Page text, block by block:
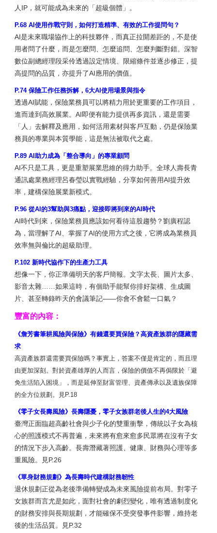
人IP，就可能成為未來的「超級個體」。
P.68 AI使用作戰守則，如何打造精準、有效的工作提問句？
AI是未來職場協作上的科技夥伴，而真正拉開差距的，不是使
用者問了什麼，而是怎麼問、怎麼追問、怎麼判斷對錯。深智
數位副總經理段采伶透過設定情境、限縮條件並逐步修正，提
高提問的品質，亦提升了AI應用的價值。
P.74 保險工作任務拆解，6大AI使用場景與指令
透過AI賦能，保險業務員可以將精力用於更重要的工作項目，
進而達到高效展業。AI即便有能力提供再多資訊，還是需要
「人」去解釋及應用，如何活用素材與客戶互動，仍是保險業
務員的專業與本質學能，這是無法被取代之處。
P.89 AI助力成為「整合導向」的專業顧問
AI不只是工具，更是重塑展業思維的得力助手。全球人壽長青
通訊處業務經理呂春瑩以實戰經驗，分享如何善用AI提升效
率，建構保險展業新模式。
P.96 從AI的3幫助與3痛點，迎接即將到來的AI時代
AI時代到來，保險業務員應該如何看待這股趨勢？劉廣程認
為，當理解了AI、掌握了AI的使用方式之後，它將成為業務員
效率無與倫比的超級助理。
P.102 新時代協作下的生產力工具
想像一下，你正準備明天的客戶簡報。文字太長、圖片太多、
影音太雜……如果這時，有個助手能幫你排好架構、生成圖
片、甚至轉錄昨天的會議筆記——你會不會鬆一口氣？
豐富的內容：
《詹芳書筆耕風險與保險》有錢還要買保險？高資產族群的隱藏需
求
高資產族群還需要買保險嗎？事實上，答案不僅是肯定的，而且理
由更加深刻。對於資產雄厚的人而言，保險的價值不再侷限於「避
免生活陷入困境」，而是延伸至財富管理、資產傳承以及遺族保障
的全方位規劃。見P.18
《零子女長壽風險》長壽隱憂，零子女族群老後人生的4大風險
臺灣正面臨超高齡社會與少子化的雙重衝擊，傳統以子女為核
心的照護模式不再普遍，未來將有愈來愈多民眾將在沒有子女
的情況下步入高齡。長壽潛藏著照護、健康、財務與心理等多
重風險。見P.26
《單身財務規劃》為長壽時代建構財務韌性
退休規劃正從為老後準備轉變成為未來風險提前布局。對零子
女族群而言尤是如此，面對社會的劇烈變化，唯有透過制度化
的財務安排與長期規劃，才能確保不受突發事件影響，維持老
後的生活品質。見P.32